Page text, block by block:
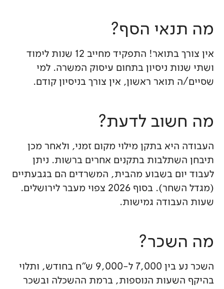
מה תנאי הסף?
אין צורך בתואר! התפקיד מחייב 12 שנות לימוד
ושתי שנות ניסיון בתחום עיסוק המשרה. למי
שסיים/ה תואר ראשון, אין צורך בניסיון קודם.
מה חשוב לדעת?
העבודה היא בתקן מילוי מקום זמני, ולאחר מכן
תיבחן השתלבות בתקנים אחרים ברשות. ניתן
לעבוד יום בשבוע מהבית, המשרדים הם בגבעתיים
(מגדל השחר). בסוף 2026 צפוי מעבר לירושלים.
שעות העבודה גמישות.
מה השכר?‍
השכר נע בין 7,000 ל-9,000 ש"ח בחודש, ותלוי
בהיקף השעות הנוספות, ברמת ההשכלה ובשכר